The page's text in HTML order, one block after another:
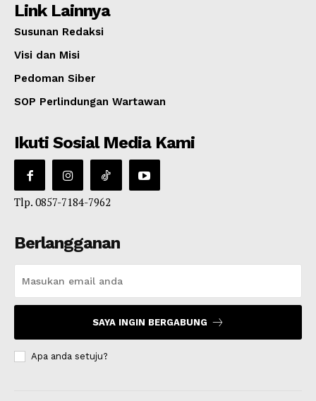
Link Lainnya
Susunan Redaksi
Visi dan Misi
Pedoman Siber
SOP Perlindungan Wartawan
Ikuti Sosial Media Kami
Tlp. 0857-7184-7962
Berlangganan
SAYA INGIN BERGABUNG
Apa anda setuju?